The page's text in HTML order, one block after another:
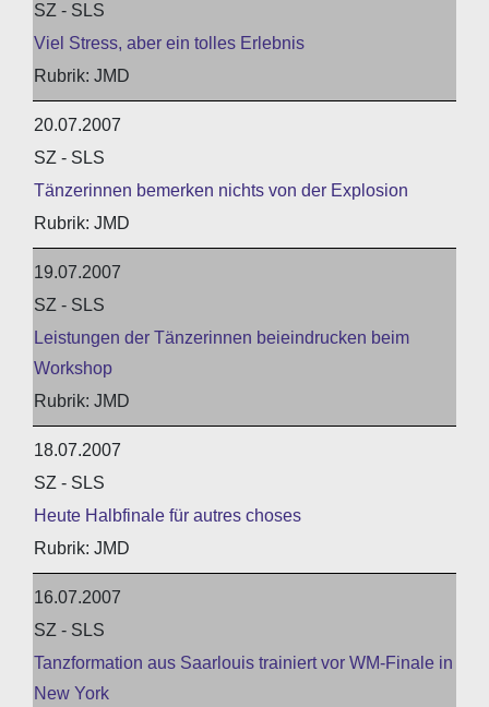
SZ - SLS
Viel Stress, aber ein tolles Erlebnis
JMD
20.07.2007
SZ - SLS
Tänzerinnen bemerken nichts von der Explosion
JMD
19.07.2007
SZ - SLS
Leistungen der Tänzerinnen beieindrucken beim
Workshop
JMD
18.07.2007
SZ - SLS
Heute Halbfinale für autres choses
JMD
16.07.2007
SZ - SLS
Tanzformation aus Saarlouis trainiert vor WM-Finale in
New York